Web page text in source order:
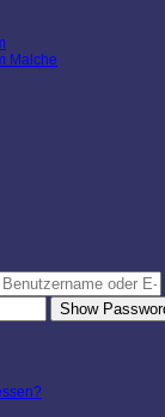
Malche
Show